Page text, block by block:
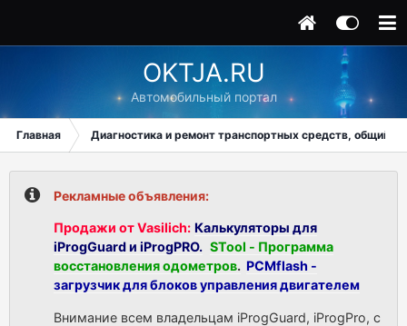
OKTJA.RU
Автомобильный портал
Главная Диагностика и ремонт транспортных средств, общий
Рекламные объявления:
Продажи от Vasilich: Калькуляторы для
iProgGuard и iProgPRO. STool - Программа
восстановления одометров. PCMflash -
загрузчик для блоков управления двигателем
Внимание всем владельцам iProgGuard, iProgPro, с